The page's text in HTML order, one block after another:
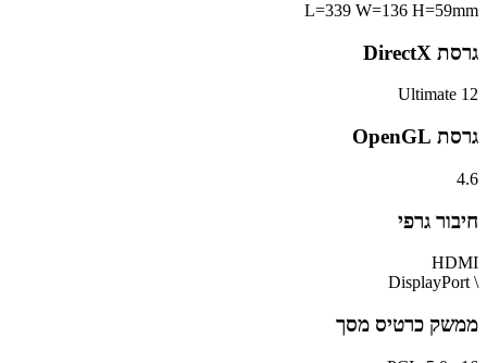
L=339 W=136 H=59mm
גרסת DirectX
12 Ultimate
גרסת OpenGL
4.6
חיבור גרפי
HDMI
\ DisplayPort
ממשק כרטיס מסך